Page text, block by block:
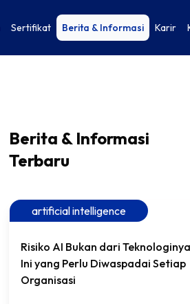
Sertifikat Berita & Informasi Karir
Berita & Informasi
Terbaru
artificial intelligence
Risiko AI Bukan dari
Ini yang Perlu Diwaspadai Setiap
Organisasi